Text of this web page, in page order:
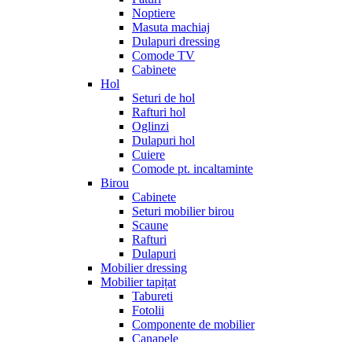
Noptiere
Masuta machiaj
Dulapuri dressing
Comode TV
Cabinete
Hol
Seturi de hol
Rafturi hol
Oglinzi
Dulapuri hol
Cuiere
Comode pt. incaltaminte
Birou
Cabinete
Seturi mobilier birou
Scaune
Rafturi
Dulapuri
Mobilier dressing
Mobilier tapițat
Tabureti
Fotolii
Componente de mobilier
Canapele